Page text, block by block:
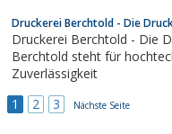
Produkt Von T-Shirts bis
unserem großen...
Druckerei Berchtold - Die
Druckerei Berchtold - Die
Berchtold steht für
Zuverlässigkeit
1
2 3 Nächste Seite